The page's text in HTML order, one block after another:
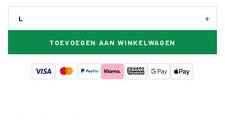
L
TOEVOEGEN AAN WINKELWAGEN